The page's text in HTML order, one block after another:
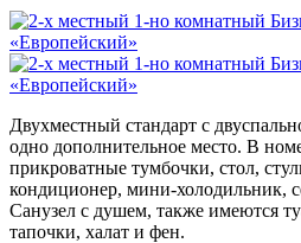
Двухместный стандарт с
одно дополнительное место. В
прикроватные тумбочки, стол,
кондиционер, мини-холодильник,
Санузел с душем, также имеются
тапочки, халат и фен.